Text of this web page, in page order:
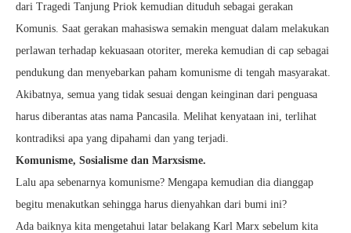
dari Tragedi Tanjung Priok kemudian dituduh sebagai gerakan
Komunis. Saat gerakan mahasiswa semakin menguat dalam melakukan
perlawan terhadap kekuasaan otoriter, mereka kemudian di cap sebagai
pendukung dan menyebarkan paham komunisme di tengah masyarakat.
Akibatnya, semua yang tidak sesuai dengan keinginan dari penguasa
harus diberantas atas nama Pancasila. Melihat kenyataan ini, terlihat
kontradiksi apa yang dipahami dan yang terjadi.
Komunisme, Sosialisme dan Marxsisme.
Lalu apa sebenarnya komunisme? Mengapa kemudian dia dianggap
begitu menakutkan sehingga harus dienyahkan dari bumi ini?
Ada baiknya kita mengetahui latar belakang Karl Marx sebelum kita